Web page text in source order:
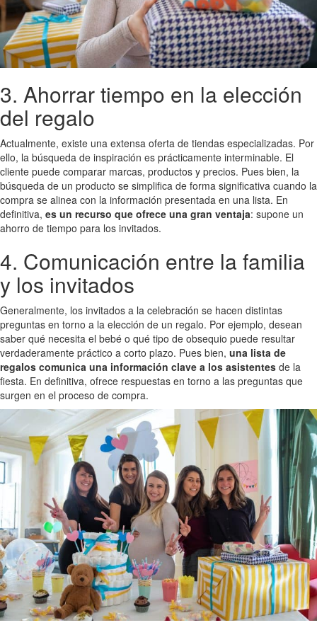
3. Ahorrar tiempo en la elección
del regalo
Actualmente, existe una extensa oferta de tiendas especializadas. Por
ello, la búsqueda de inspiración es prácticamente interminable. El
cliente puede comparar marcas, productos y precios. Pues bien, la
búsqueda de un producto se simplifica de forma significativa cuando la
compra se alinea con la información presentada en una lista. En
definitiva, es un recurso que ofrece una gran ventaja: supone un
ahorro de tiempo para los invitados.
4. Comunicación entre la familia
y los invitados
Generalmente, los invitados a la celebración se hacen distintas
preguntas en torno a la elección de un regalo. Por ejemplo, desean
saber qué necesita el bebé o qué tipo de obsequio puede resultar
verdaderamente práctico a corto plazo. Pues bien, una lista de
regalos comunica una información clave a los asistentes de la
fiesta. En definitiva, ofrece respuestas en torno a las preguntas que
surgen en el proceso de compra.